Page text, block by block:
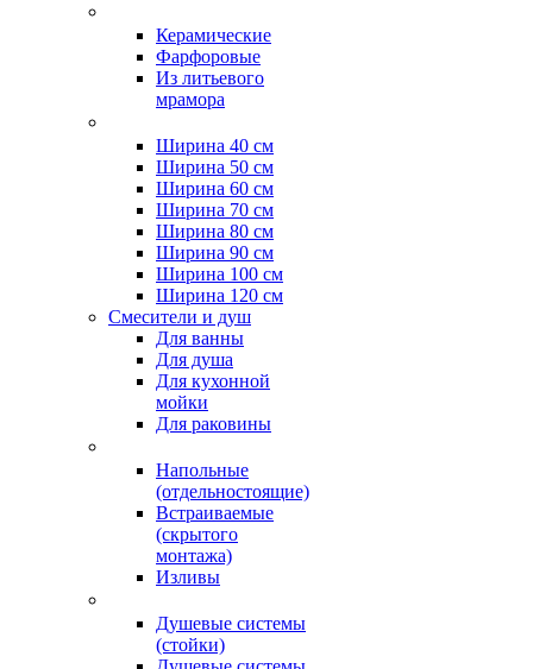
Керамические
Фарфоровые
Из литьевого
мрамора
Ширина 40 см
Ширина 50 см
Ширина 60 см
Ширина 70 см
Ширина 80 см
Ширина 90 см
Ширина 100 см
Ширина 120 см
Смесители и душ
Для ванны
Для душа
Для кухонной
мойки
Для раковины
Напольные
(отдельностоящие)
Встраиваемые
(скрытого
монтажа)
Изливы
Душевые системы
(стойки)